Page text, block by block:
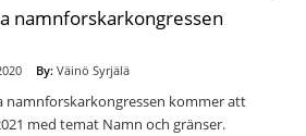
namnforskarkongressen
By: Väinö Syrjälä
namnforskarkongressen kommer att
med temat Namn och gränser.